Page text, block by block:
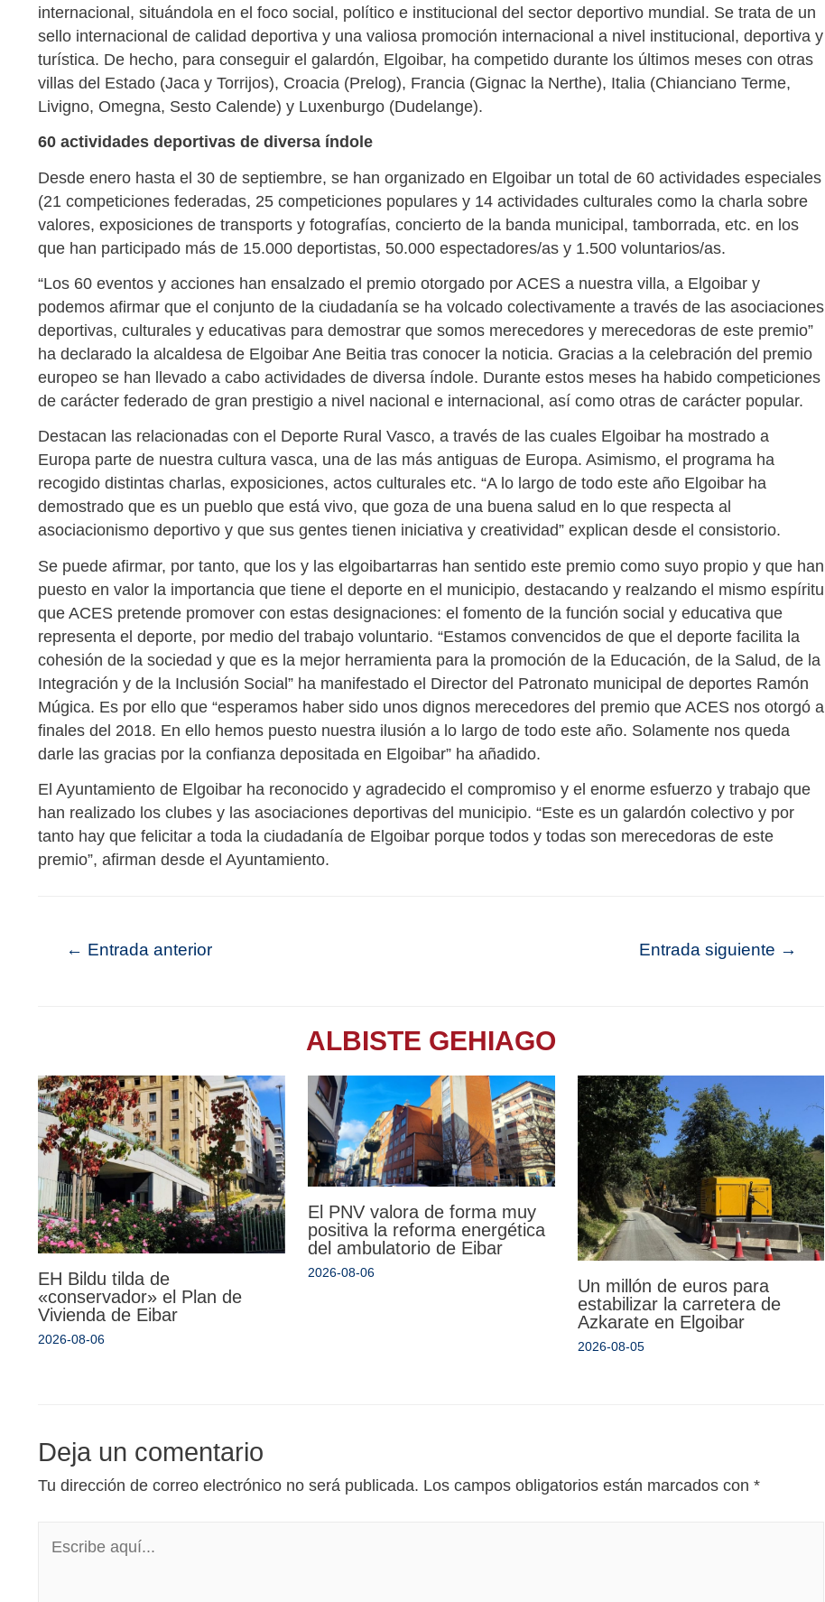
internacional, situándola en el foco social, político e institucional del sector deportivo mundial. Se trata de un
sello internacional de calidad deportiva y una valiosa promoción internacional a nivel institucional, deportiva y
turística. De hecho, para conseguir el galardón, Elgoibar, ha competido durante los últimos meses con otras
villas del Estado (Jaca y Torrijos), Croacia (Prelog), Francia (Gignac la Nerthe), Italia (Chianciano Terme,
Livigno, Omegna, Sesto Calende) y Luxenburgo (Dudelange).
60 actividades deportivas de diversa índole
Desde enero hasta el 30 de septiembre, se han organizado en Elgoibar un total de 60 actividades especiales
(21 competiciones federadas, 25 competiciones populares y 14 actividades culturales como la charla sobre
valores, exposiciones de transports y fotografías, concierto de la banda municipal, tamborrada, etc. en los
que han participado más de 15.000 deportistas, 50.000 espectadores/as y 1.500 voluntarios/as.
“Los 60 eventos y acciones han ensalzado el premio otorgado por ACES a nuestra villa, a Elgoibar y
podemos afirmar que el conjunto de la ciudadanía se ha volcado colectivamente a través de las asociaciones
deportivas, culturales y educativas para demostrar que somos merecedores y merecedoras de este premio”
ha declarado la alcaldesa de Elgoibar Ane Beitia tras conocer la noticia. Gracias a la celebración del premio
europeo se han llevado a cabo actividades de diversa índole. Durante estos meses ha habido competiciones
de carácter federado de gran prestigio a nivel nacional e internacional, así como otras de carácter popular.
Destacan las relacionadas con el Deporte Rural Vasco, a través de las cuales Elgoibar ha mostrado a
Europa parte de nuestra cultura vasca, una de las más antiguas de Europa. Asimismo, el programa ha
recogido distintas charlas, exposiciones, actos culturales etc. “A lo largo de todo este año Elgoibar ha
demostrado que es un pueblo que está vivo, que goza de una buena salud en lo que respecta al
asociacionismo deportivo y que sus gentes tienen iniciativa y creatividad” explican desde el consistorio.
Se puede afirmar, por tanto, que los y las elgoibartarras han sentido este premio como suyo propio y que han
puesto en valor la importancia que tiene el deporte en el municipio, destacando y realzando el mismo espíritu
que ACES pretende promover con estas designaciones: el fomento de la función social y educativa que
representa el deporte, por medio del trabajo voluntario. “Estamos convencidos de que el deporte facilita la
cohesión de la sociedad y que es la mejor herramienta para la promoción de la Educación, de la Salud, de la
Integración y de la Inclusión Social” ha manifestado el Director del Patronato municipal de deportes Ramón
Múgica. Es por ello que “esperamos haber sido unos dignos merecedores del premio que ACES nos otorgó a
finales del 2018. En ello hemos puesto nuestra ilusión a lo largo de todo este año. Solamente nos queda
darle las gracias por la confianza depositada en Elgoibar” ha añadido.
El Ayuntamiento de Elgoibar ha reconocido y agradecido el compromiso y el enorme esfuerzo y trabajo que
han realizado los clubes y las asociaciones deportivas del municipio. “Este es un galardón colectivo y por
tanto hay que felicitar a toda la ciudadanía de Elgoibar porque todos y todas son merecedoras de este
premio”, afirman desde el Ayuntamiento.
← Entrada anterior Entrada siguiente →
ALBISTE GEHIAGO
EH Bildu tilda de
«conservador» el Plan de
Vivienda de Eibar
2026-08-06
El PNV valora de forma muy
positiva la reforma energética
del ambulatorio de Eibar
2026-08-06
Un millón de euros para
estabilizar la carretera de
Azkarate en Elgoibar
2026-08-05
Deja un comentario
Tu dirección de correo electrónico no será publicada. Los campos obligatorios están marcados con *